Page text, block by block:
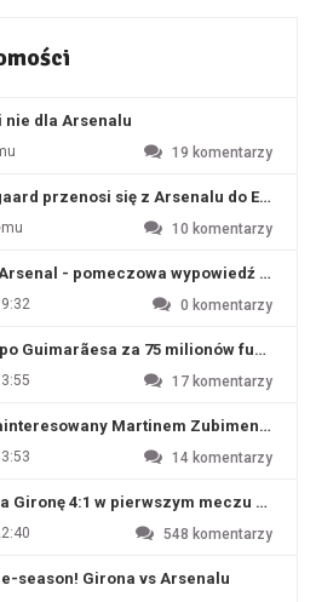
nie dla Arsenalu
19 komentarzy
przenosi się z Arsenalu do
10 komentarzy
- pomeczowa wypowiedź Artety
0 komentarzy
Guimarãesa za 75 milionów funtów
17 komentarzy
Martinem Zubimendim
14 komentarzy
Gironę 4:1 w pierwszym meczu
548 komentarzy
season! Girona vs Arsenalu